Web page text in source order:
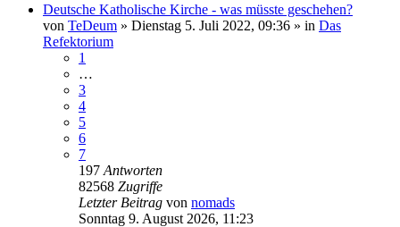
Deutsche Katholische Kirche - was müsste geschehen?
von TeDeum » Dienstag 5. Juli 2022, 09:36 » in Das
Refektorium
1
…
3
4
5
6
7
197 Antworten
82568 Zugriffe
Letzter Beitrag von nomads
Sonntag 9. August 2026, 11:23